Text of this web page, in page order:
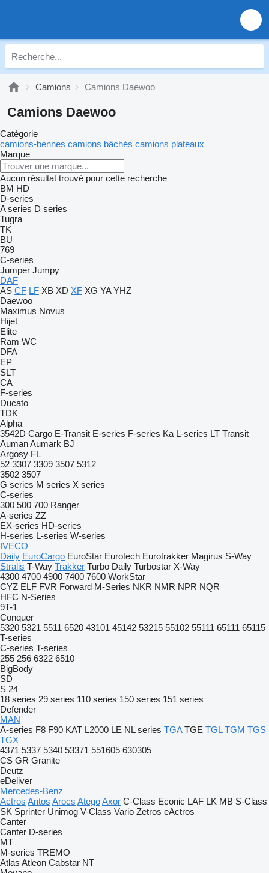
Camions Camions Daewoo
Camions Daewoo
Catégorie
camions-bennes camions bâchés camions plateaux
Marque
Aucun résultat trouvé pour cette recherche
BM HD
D-series
A series D series
Tugra
TK
BU
769
C-series
Jumper Jumpy
DAF
AS CF LF XB XD XF XG YA YHZ
Daewoo
Maximus Novus
Hijet
Elite
Ram WC
DFA
EP
SLT
CA
F-series
Ducato
TDK
Alpha
3542D Cargo E-Transit E-series F-series Ka L-series LT Transit
AumanAumark BJ
Argosy FL
52 3307 3309 3507 5312
3502 3507
G series M series X series
C-series
300 500 700 Ranger
A-series ZZ
EX-series HD-series
H-series L-series W-series
IVECO
Daily EuroCargo EuroStar Eurotech Eurotrakker Magirus S-Way
Stralis T-Way Trakker Turbo Daily Turbostar X-Way
4300 4700 4900 7400 7600 WorkStar
CYZ ELF FVR Forward M-Series NKR NMR NPR NQR
HFC N-Series
9T-1
Conquer
5320 5321 5511 6520 43101 45142 53215 55102 55111 65111 65115
T-series
C-series T-series
255 256 6322 6510
BigBody
SD
S 24
18 series 29 series 110 series 150 series 151 series
Defender
MAN
A-series F8 F90 KAT L2000 LE NL series TGA TGE TGL TGM TGS
TGX
4371 5337 5340 53371 551605 630305
CS GR Granite
Deutz
eDeliver
Mercedes-Benz
Actros Antos Arocs AtegoAxor C-Class Econic LAF LK MB S-Class
SK Sprinter Unimog V-Class Vario Zetros eActros
Canter
Canter D-series
MT
M-series TREMO
Atlas Atleon Cabstar NT